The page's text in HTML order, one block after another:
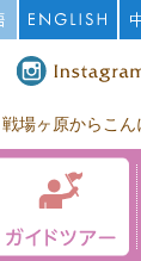
場ヶ原からこん